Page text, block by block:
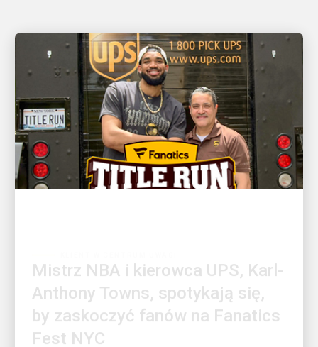
Anthony Towns, spotykają się,
by zaskoczyć fanów na Fanatics
Fest NYC
Fanatycy prezentują: „Title Run” dostarczane przez